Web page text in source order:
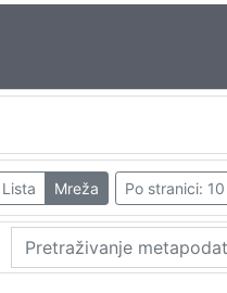
Lista Mreža Po stranici: 10